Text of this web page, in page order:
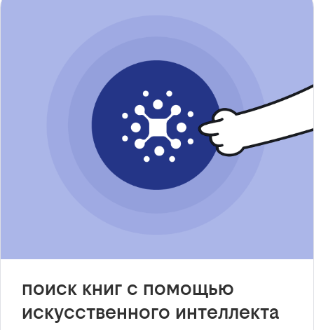
поиск книг с помощью
искусственного интеллекта